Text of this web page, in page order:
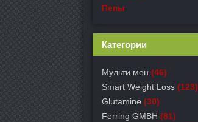
Пепы
Категории
Мульти мен (46)
Smart Weight Loss (123)
Glutamine (30)
Ferring GMBH (81)